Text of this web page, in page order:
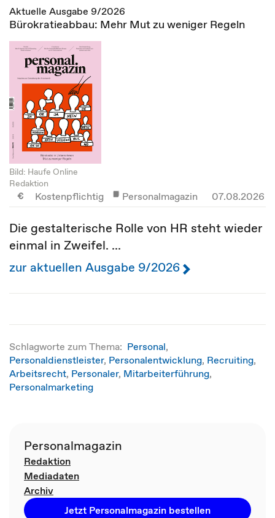
Aktuelle Ausgabe 9/2026
Bürokratieabbau: Mehr Mut zu weniger Regeln
Bild: Haufe Online
Redaktion
Kostenpflichtig Personalmagazin 07.08.2026
Die gestalterische Rolle von HR steht wieder
einmal in Zweifel. ...
zur aktuellen Ausgabe 9/2026
Schlagworte zum Thema: Personal,
Personaldienstleister, Personalentwicklung, Recruiting,
Arbeitsrecht, Personaler, Mitarbeiterführung,
Personalmarketing
Personalmagazin
Redaktion
Mediadaten
Archiv
Jetzt Personalmagazin bestellen